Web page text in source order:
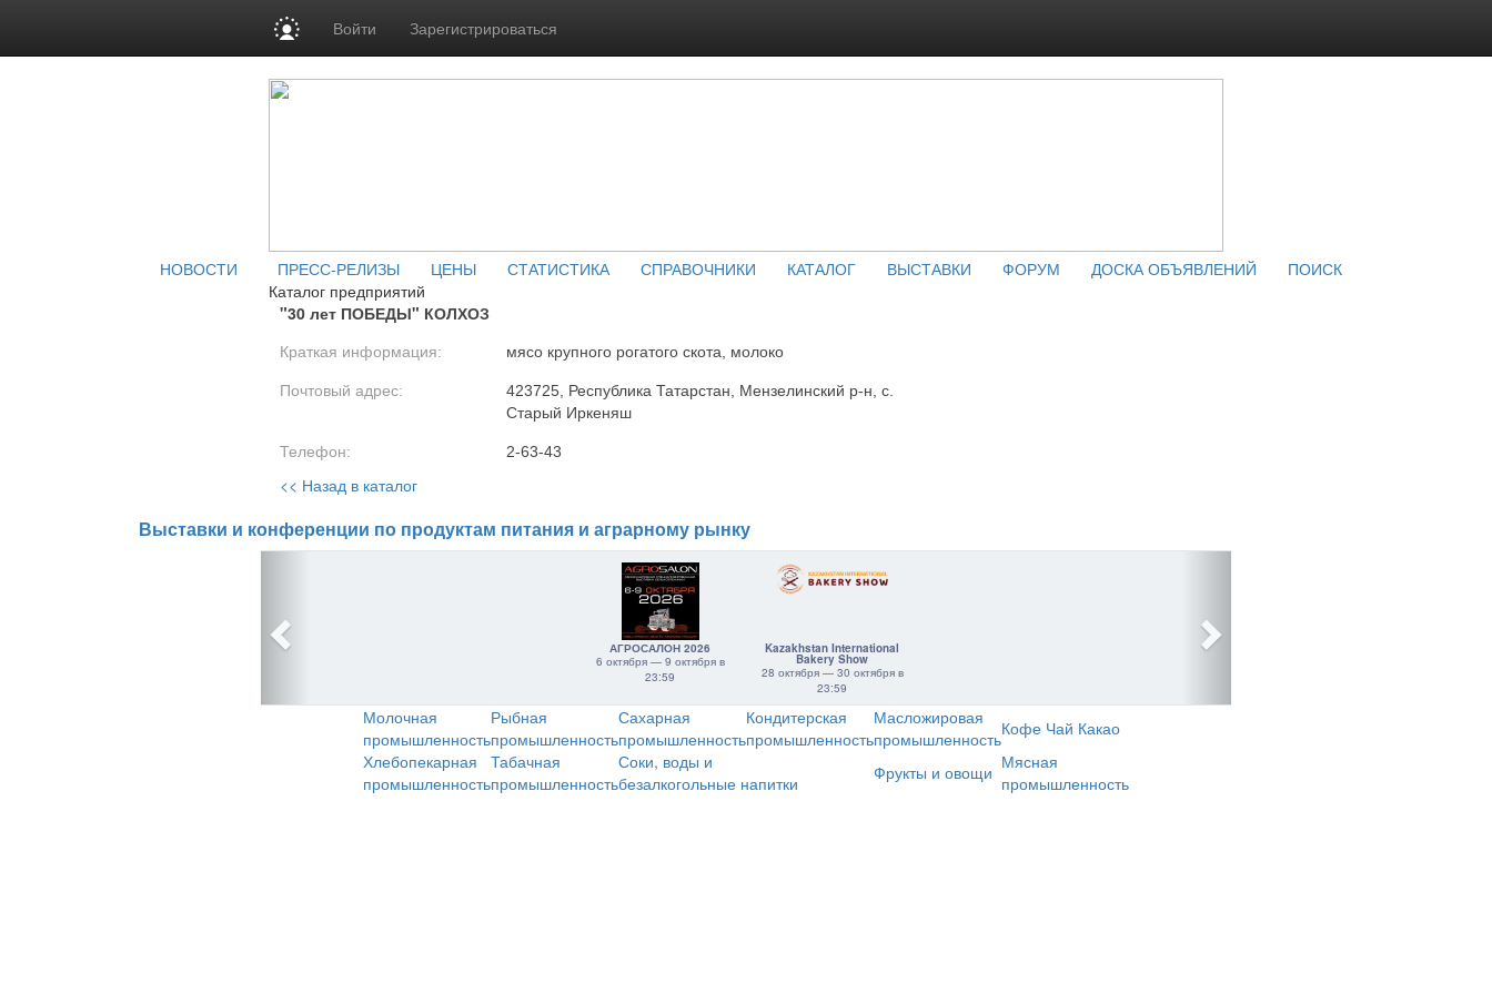
Войти Зарегистрироваться
НОВОСТИ ПРЕСС-РЕЛИЗЫ ЦЕНЫ СТАТИСТИКА СПРАВОЧНИКИ КАТАЛОГ ВЫСТАВКИ ФОРУМ ДОСКА ОБЪЯВЛЕНИЙ
ПОИСК
Каталог предприятий
"30 лет ПОБЕДЫ" КОЛХОЗ
Краткая информация: мясо крупного рогатого скота, молоко
Почтовый адрес:
423725, Республика Татарстан, Мензелинский р-н, с.
Старый Иркеняш
Телефон: 2-63-43
<< Назад в каталог
Выставки и конференции по продуктам питания и аграрному рынку
АГРОСАЛОН 2026
6 октября — 9 октября в
23:59
Kazakhstan International
Bakery Show
28 октября — 30 октября в
23:59
Молочная
промышленность
Рыбная
промышленность
Сахарная
промышленность
Кондитерская
промышленность
Масложировая
промышленностьКофе Чай Какао
Хлебопекарная
промышленность
Табачная
промышленность
Соки, воды и
безалкогольные напитки
Фрукты и овощи Мясная
промышленность